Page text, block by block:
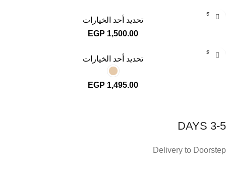
SOLD
OUT
تحديد أحد الخيارات
EGP 1,500.00
SOLD
OUT
تحديد أحد الخيارات
EGP 1,495.00
3-5 DAYS
Delivery to Doorstep